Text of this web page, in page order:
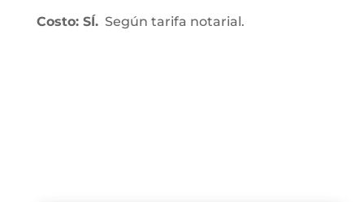
Costo: SÍ.Según tarifa notarial.